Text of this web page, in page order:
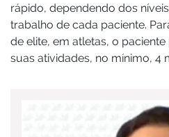
rápido, dependendo dos
trabalho de cada paciente.
de elite, em atletas, o
suas atividades, no mínimo, 4